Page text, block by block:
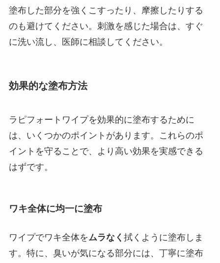
塗布した部分を強くこすったり、摩擦したりする
のも避けてください。刺激を感じた場合は、すぐ
に洗い流し、医師に相談してください。
効果的な塗布方法
ラピフォートワイプを効果的に塗布するために
は、いくつかのポイントがあります。これらのポ
イントを守ることで、より高い効果を実感できる
はずです。
ワキ全体に均一に塗布
ワイプでワキ全体をムラなく 拭くように塗布しま
す。特に、臭いが気になる部分には、丁寧に塗布